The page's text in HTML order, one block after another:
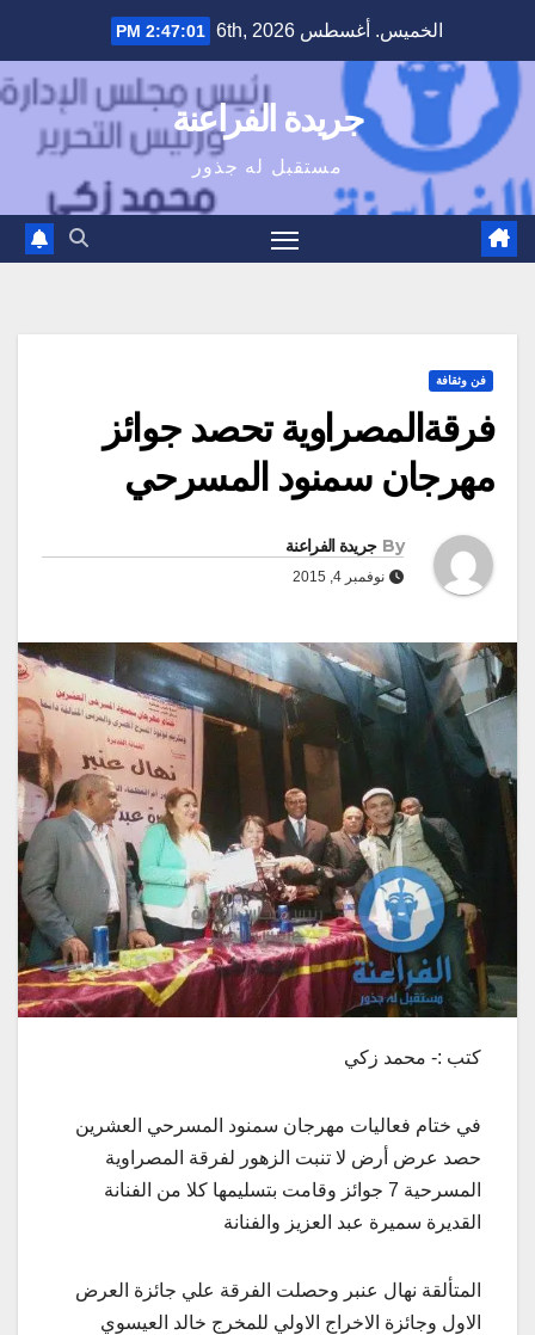
content
الخميس. أغسطس 6th, 2026 2:47:02 PM
جريدة الفراعنة
مستقبل له جذور
فن وثقافة
فرقةالمصراوية تحصد جوائز
مهرجان سمنود المسرحي
By جريدة الفراعنة
نوفمبر 4, 2015
كتب :- محمد زكي
في ختام فعاليات مهرجان سمنود المسرحي العشرين
حصد عرض أرض لا تنبت الزهور لفرقة المصراوية
المسرحية 7 جوائز وقامت بتسليمها كلا من الفنانة
القديرة سميرة عبد العزيز والفنانة
المتألقة نهال عنبر وحصلت الفرقة علي جائزة العرض
الاول وجائزة الاخراج الاولي للمخرج خالد العيسوي